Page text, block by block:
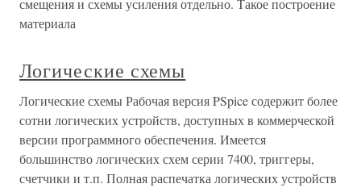
смещения и схемы усиления отдельно. Такое построение
материала
Логические схемы
Логические схемы Рабочая версия PSpice содержит более
сотни логических устройств, доступных в коммерческой
версии программного обеспечения. Имеется
большинство логических схем серии 7400, триггеры,
счетчики и т.п. Полная распечатка логических устройств